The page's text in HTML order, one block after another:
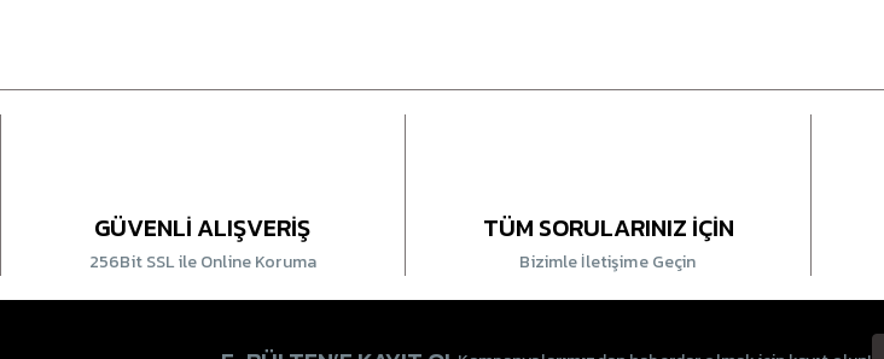
GÜVENLİ ALIŞVERİŞ
256Bit SSL ile Online Koruma
TÜM SORULARINIZ İÇİN
Bizimle İletişime Geçin